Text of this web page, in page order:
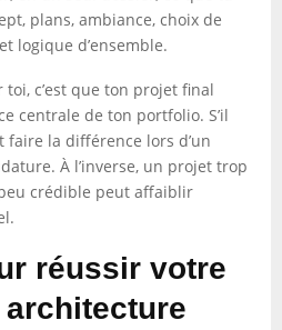
plans, ambiance, choix de
logique d’ensemble.
c’est que ton projet final
centrale de ton portfolio. S’il
la différence lors d’un
À l’inverse, un projet trop
crédible peut affaiblir
réussir votre